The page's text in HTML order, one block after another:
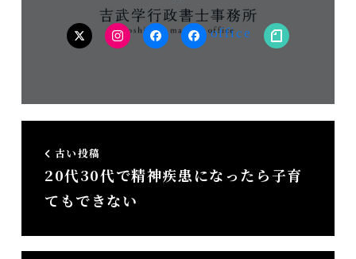
twitterInstagramfacebook（個
facebook（事note
古い投稿
20代30代で精神疾患になったら子育
てもできない